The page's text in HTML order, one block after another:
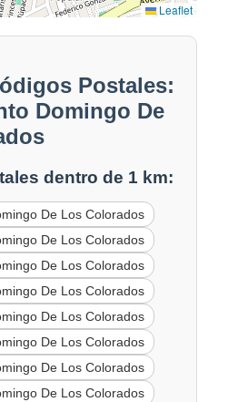
Leaflet
Postales:
Domingo De
dentro de 1 km:
De Los Colorados
De Los Colorados
De Los Colorados
De Los Colorados
De Los Colorados
De Los Colorados
De Los Colorados
De Los Colorados